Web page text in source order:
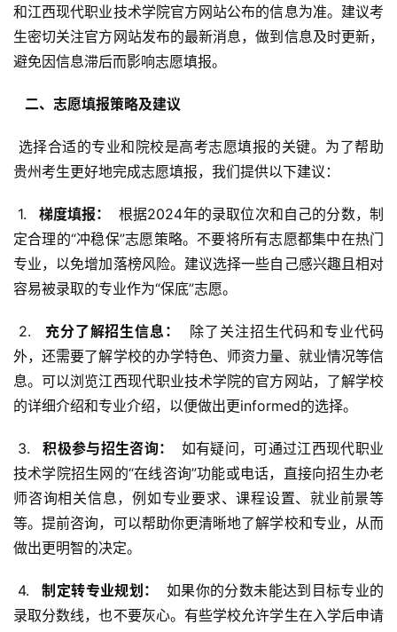
和江西现代职业技术学院官方网站公布的信息为准。建议考
生密切关注官方网站发布的最新消息，做到信息及时更新，
避免因信息滞后而影响志愿填报。
  二、志愿填报策略及建议
贵州考生更好地完成志愿填报，我们提供以下建议：
1.
  梯度填报：
根据2024年的录取位次和自己的分数，制
定合理的“冲稳保”志愿策略。不要将所有志愿都集中在热门
专业，以免增加落榜风险。建议选择一些自己感兴趣且相对
容易被录取的专业作为“保底”志愿。
2.
  充分了解招生信息：
除了关注招生代码和专业代码
外，还需要了解学校的办学特色、师资力量、就业情况等信
息。可以浏览江西现代职业技术学院的官方网站，了解学校
的详细介绍和专业介绍，以便做出更informed的选择。
3.
  积极参与招生咨询：
如有疑问，可通过江西现代职业
技术学院招生网的“在线咨询”功能或电话，直接向招生办老
师咨询相关信息，例如专业要求、课程设置、就业前景等
等。提前咨询，可以帮助你更清晰地了解学校和专业，从而
做出更明智的决定。
4.
  制定转专业规划：
如果你的分数未能达到目标专业的
录取分数线，也不要灰心。有些学校允许学生在入学后申请